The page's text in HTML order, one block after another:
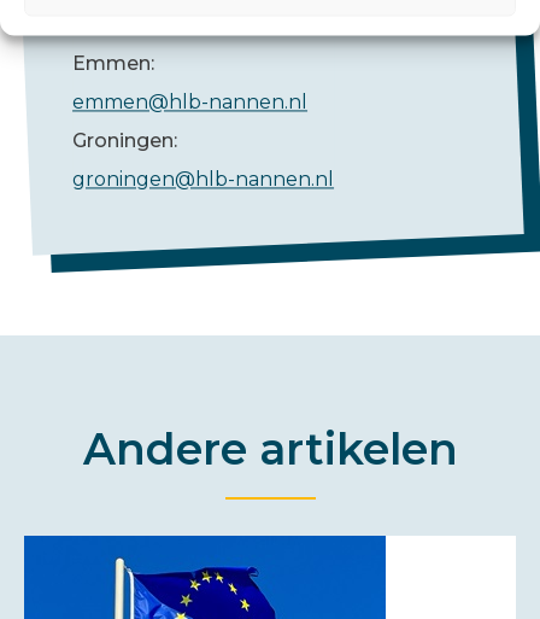
Emmen:
emmen@hlb-nannen.nl
Groningen:
groningen@hlb-nannen.nl
Andere artikelen